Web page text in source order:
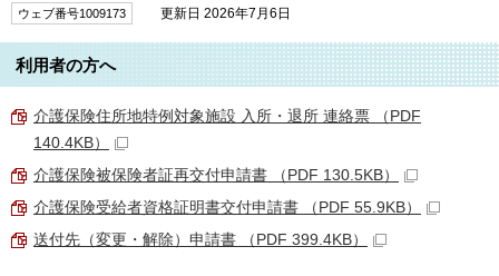
ウェブ番号1009173 更新日 2026年7月6日
利用者の方へ
介護保険住所地特例対象施設 入所・退所 連絡票 （PDF
140.4KB）
介護保険被保険者証再交付申請書 （PDF 130.5KB）
介護保険受給者資格証明書交付申請書 （PDF 55.9KB）
送付先（変更・解除）申請書 （PDF 399.4KB）